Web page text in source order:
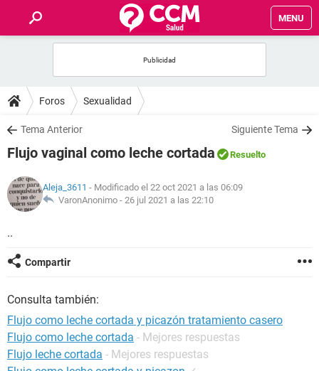
MENU
FOROS
SALUD
FAMILIA
NUTRICIÓN
BIENESTAR
SEXUALIDAD
Foros Sexualidad
Tema Anterior Siguiente Tema
Flujo vaginal como leche cortada Resuelto
Aleja_3611 - Modificado el 22 oct 2021 a las 06:09
VaronAnonimo - 26 jul 2021 a las 22:10
..
Compartir
Consulta también:
Flujo como leche cortada y picazón tratamiento casero
Flujo como leche cortada - Mejores respuestas
Flujo leche cortada - Mejores respuestas